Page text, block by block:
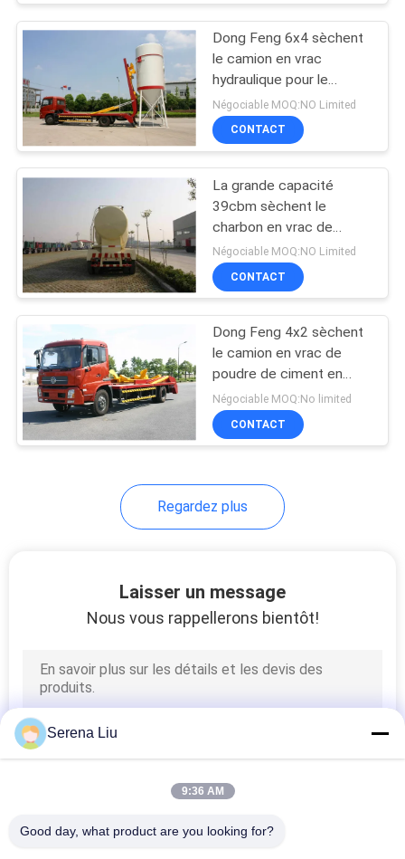
sous la plate-forme
de pont
11
Atténuateur monté
par camion
Camion de réservoir
pétrole
Remorque de
réservoir de
stockage de pétrole
Dong Feng 6x4 sèchent
le camion en vrac
hydraulique pour le
mortier Sec-Mélangé 22
CBM
Négociable MOQ:NO Limited
CONTACT
La grande capacité
39cbm sèchent le
charbon en vrac de
ciment de transport de
repli, poudre de talc
Négociable MOQ:NO Limited
CONTACT
Dong Feng 4x2 sèchent
le camion en vrac de
poudre de ciment en
vrac de transport de
camion 1800 - 2500mm
Négociable MOQ:No limited
CONTACT
Regardez plus
Laisser un message
Nous vous rappellerons bientôt!
Serena Liu
9:36 AM
Good day, what product are you looking for?